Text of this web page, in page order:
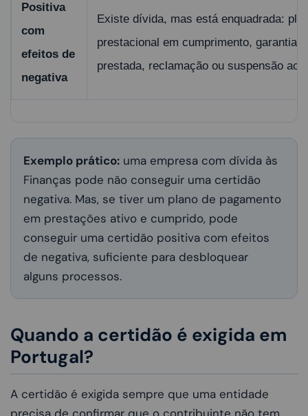
Positiva
com
efeitos de
negativa
Existe dívida, mas está enquadrada:
prestacional em cumprimento, garantia
prestada, reclamação ou suspensão
Exemplo prático: uma empresa com dívida às
Finanças pode não conseguir uma certidão
negativa. Mas, se tiver um plano de pagamento
em prestações ativo e cumprido, pode
conseguir uma certidão positiva com efeitos
de negativa, suficiente para desbloquear
alguns processos.
Quando a certidão é exigida em
Portugal?
A certidão é exigida sempre que uma entidade